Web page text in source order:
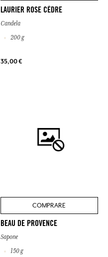
LAURIER ROSE CÈDRE
Candela
200 g
35,00 €
COMPRARE
BEAU DE PROVENCE
Sapone
150 g